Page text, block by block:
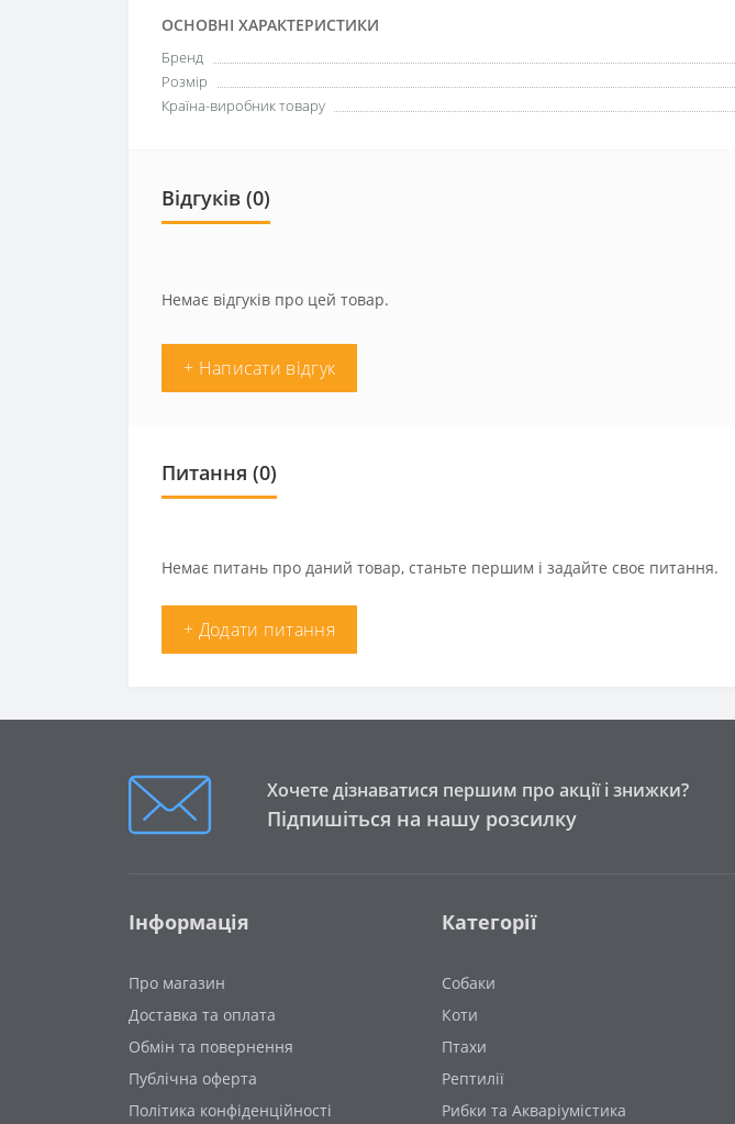
ОСНОВНІ ХАРАКТЕРИСТИКИ
Бренд
Розмір
Країна-виробник товару
Відгуків (0)
Немає відгуків про цей товар.
+ Написати відгук
Питання (0)
Немає питань про даний товар, станьте першим і задайте своє питання.
+ Додати питання
Хочете дізнаватися першим про акції і знижки?
Підпишіться на нашу розсилку
Інформація
Про магазин
Доставка та оплата
Обмін та повернення
Публічна оферта
Політика конфіденційності
Категорії
Собаки
Коти
Птахи
Рептилії
Рибки та Акваріумістика